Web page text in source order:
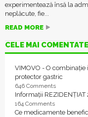
experimentează însă la
neplăcute, fie...
READ MORE
CELE MAI COMENTATE
VIMOVO - O
protector gastric
646 Comments
Informații REZIDENȚIAT
164 Comments
Ce medicamente